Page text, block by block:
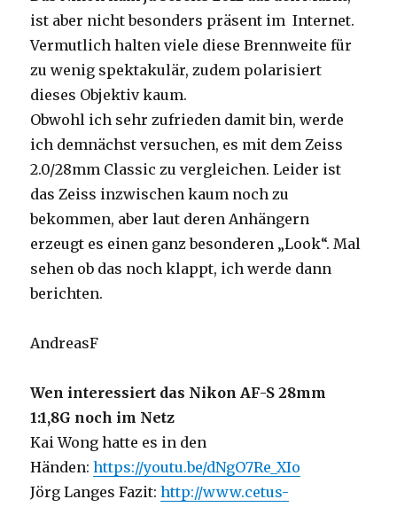
ist aber nicht besonders präsent im Internet.
Vermutlich halten viele diese Brennweite für
zu wenig spektakulär, zudem polarisiert
dieses Objektiv kaum.
Obwohl ich sehr zufrieden damit bin, werde
ich demnächst versuchen, es mit dem Zeiss
2.0/28mm Classic zu vergleichen. Leider ist
das Zeiss inzwischen kaum noch zu
bekommen, aber laut deren Anhängern
erzeugt es einen ganz besonderen „Look“. Mal
sehen ob das noch klappt, ich werde dann
berichten.
AndreasF
Wen interessiert das Nikon AF-S 28mm
1:1,8G noch im Netz
Kai Wong hatte es in den
Händen:https://youtu.be/dNgO7Re_XIo
Jörg Langes Fazit:http://www.cetus-